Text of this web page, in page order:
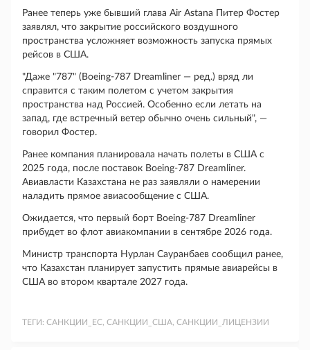
Ранее теперь уже бывший глава Air Astana Питер Фостер
заявлял, что закрытие российского воздушного
пространства усложняет возможность запуска прямых
рейсов в США.
"Даже "787" (Boeing-787 Dreamliner ― ред.) вряд ли
справится с таким полетом с учетом закрытия
пространства над Россией. Особенно если летать на
запад, где встречный ветер обычно очень сильный", —
говорил Фостер.
Ранее компания планировала начать полеты в США с
2025 года, после поставок Boeing-787 Dreamliner.
Авиавласти Казахстана не раз заявляли о намерении
наладить прямое авиасообщение с США.
Ожидается, что первый борт Boeing-787 Dreamliner
прибудет во флот авиакомпании в сентябре 2026 года.
Министр транспорта Нурлан Сауранбаев сообщил ранее,
что Казахстан планирует запустить прямые авиарейсы в
США во втором квартале 2027 года.
ТЕГИ: САНКЦИИ_ЕС, САНКЦИИ_США, САНКЦИИ_ЛИЦЕНЗИИ